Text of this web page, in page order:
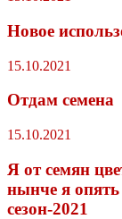
Новое
15.10.2021
Отдам семена
15.10.2021
Я от семян
нынче я
сезон-2021